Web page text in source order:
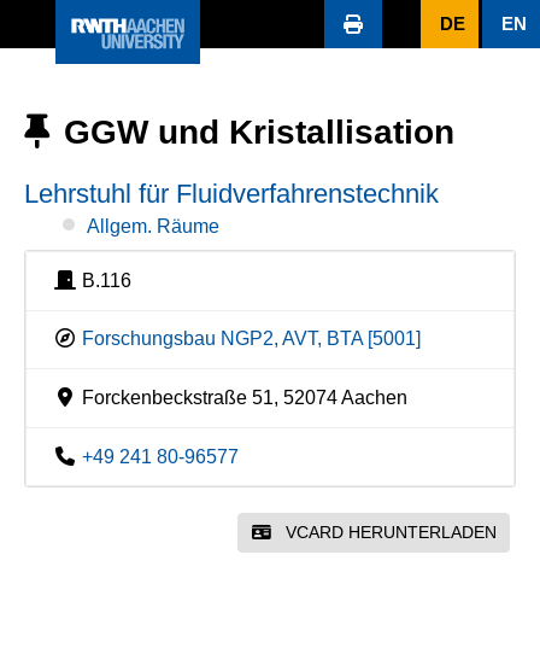
DE EN
GGW und Kristallisation
Lehrstuhl für Fluidverfahrenstechnik
Allgem. Räume
B.116
Forschungsbau NGP2, AVT, BTA [5001]
Forckenbeckstraße 51, 52074 Aachen
+49 241 80-96577
VCARD HERUNTERLADEN